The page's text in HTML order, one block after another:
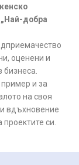
добра
оценени и
и за
на своя
вдъхновение
си.